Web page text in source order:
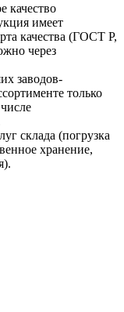
качество
имеет
качества (ГОСТ Р,
через
заводов-
только
склада (погрузка
хранение,